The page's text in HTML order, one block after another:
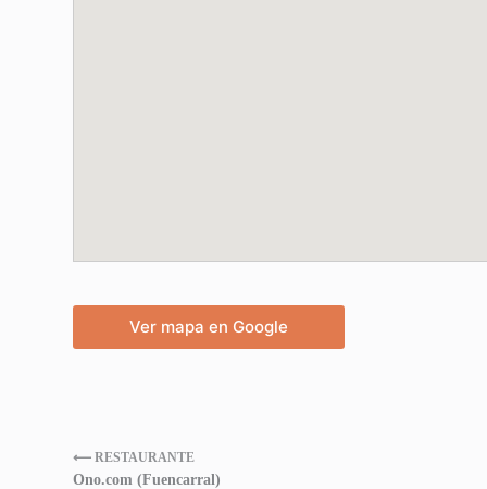
Ver mapa en Google
⟵ RESTAURANTE
Ono.com (Fuencarral)